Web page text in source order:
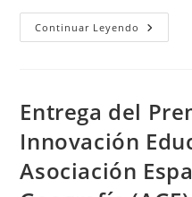
Continuar Leyendo III
Entrega del
Innovación
Asociación